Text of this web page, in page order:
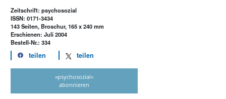
Zeitschrift: psychosozial
ISSN: 0171-3434
143 Seiten, Broschur, 165 x 240 mm
Erschienen: Juli 2004
Bestell-Nr.: 334
teilen teilen
»psychosozial«
abonnieren